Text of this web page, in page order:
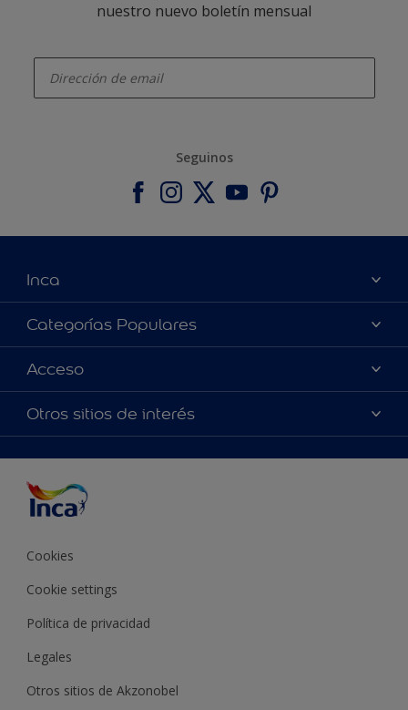
nuestro nuevo boletín mensual
Seguinos
Inca
Acerca de Inca
Contactanos
Encontrá un distribuidor Inca
Categorías Populares
Colores
Productos
Inspiración
Acceso
Accesibilidad
Precisión del color
Otros sitios de interés
Cookies
Cookie settings
Política de privacidad
Legales
Otros sitios de Akzonobel